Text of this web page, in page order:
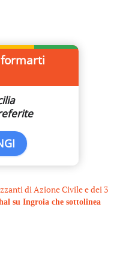
di Azione Civile e dei 3
su Ingroia che sottolinea